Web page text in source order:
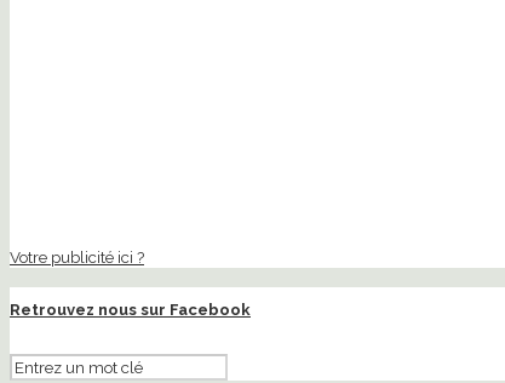
Votre publicité ici ?
Retrouvez nous sur Facebook